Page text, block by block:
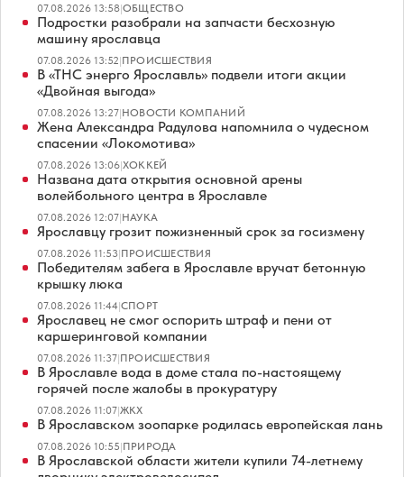
07.08.2026 13:58|ОБЩЕСТВО
Подростки разобрали на запчасти бесхозную
машину ярославца
07.08.2026 13:52|ПРОИСШЕСТВИЯ
В «ТНС энерго Ярославль» подвели итоги акции
«Двойная выгода»
07.08.2026 13:27|НОВОСТИ КОМПАНИЙ
Жена Александра Радулова напомнила о чудесном
спасении «Локомотива»
07.08.2026 13:06|ХОККЕЙ
Названа дата открытия основной арены
волейбольного центра в Ярославле
07.08.2026 12:07|НАУКА
Ярославцу грозит пожизненный срок за госизмену
07.08.2026 11:53|ПРОИСШЕСТВИЯ
Победителям забега в Ярославле вручат бетонную
крышку люка
07.08.2026 11:44|СПОРТ
Ярославец не смог оспорить штраф и пени от
каршеринговой компании
07.08.2026 11:37|ПРОИСШЕСТВИЯ
В Ярославле вода в доме стала по-настоящему
горячей после жалобы в прокуратуру
07.08.2026 11:07|ЖКХ
В Ярославском зоопарке родилась европейская лань
07.08.2026 10:55|ПРИРОДА
В Ярославской области жители купили 74-летнему